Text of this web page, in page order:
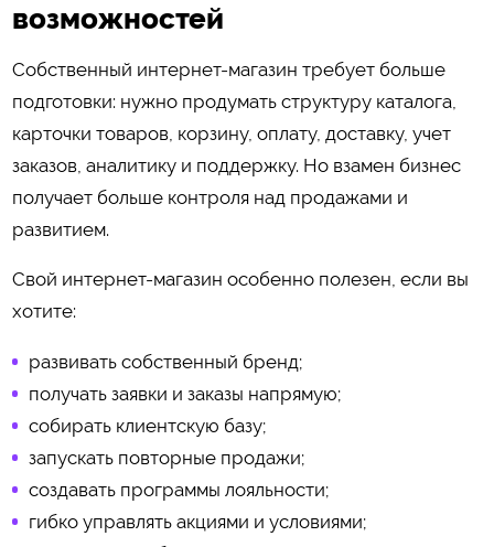
возможностей
Собственный интернет-магазин требует больше
подготовки: нужно продумать структуру каталога,
карточки товаров, корзину, оплату, доставку, учет
заказов, аналитику и поддержку. Но взамен бизнес
получает больше контроля над продажами и
развитием.
Свой интернет-магазин особенно полезен, если вы
хотите:
развивать собственный бренд;
получать заявки и заказы напрямую;
собирать клиентскую базу;
запускать повторные продажи;
создавать программы лояльности;
гибко управлять акциями и условиями;